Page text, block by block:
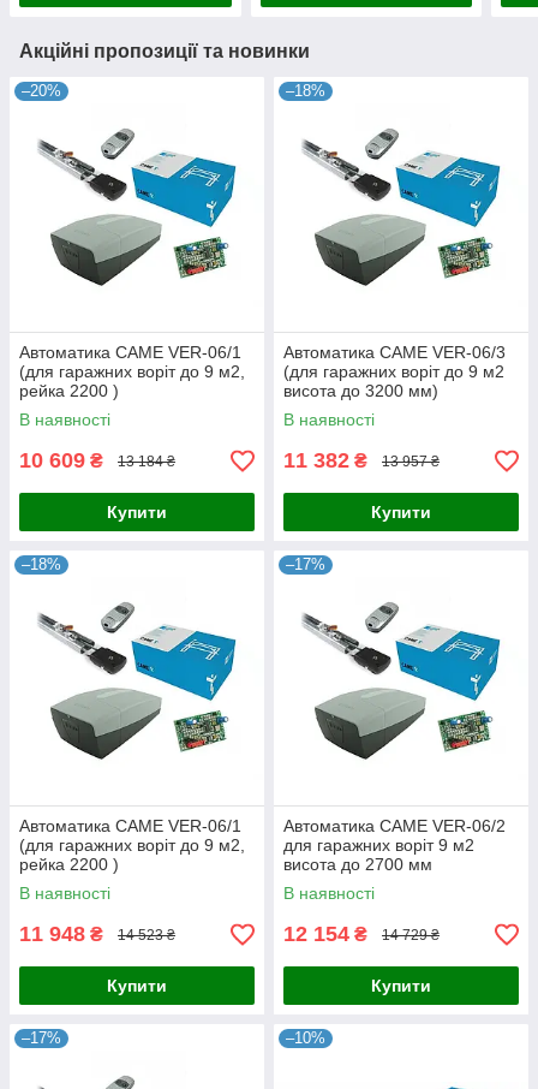
Акційні пропозиції та новинки
–20%
Автоматика CAME VER-06/1
(для гаражних воріт до 9 м2,
рейка 2200 )
В наявності
10 609 ₴ 13 184 ₴
Купити
–18%
Автоматика CAME VER-06/3
(для гаражних воріт до 9 м2
висота до 3200 мм)
В наявності
11 382 ₴ 13 957 ₴
Купити
–18%
Автоматика CAME VER-06/1
(для гаражних воріт до 9 м2,
рейка 2200 )
В наявності
11 948 ₴ 14 523 ₴
Купити
–17%
Автоматика CAME VER-06/2
для гаражних воріт 9 м2
висота до 2700 мм
В наявності
12 154 ₴ 14 729 ₴
Купити
–17% –10%